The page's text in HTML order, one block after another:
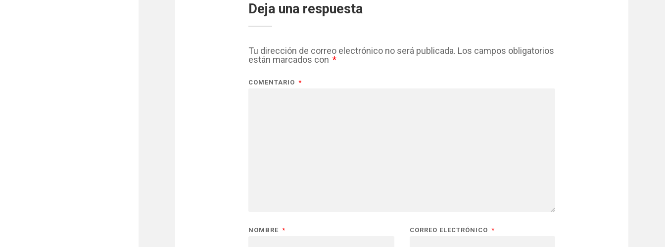
Deja una respuesta
Tu dirección de correo electrónico no será publicada. Los campos obligatorios
están marcados con *
COMENTARIO *
NOMBRE * CORREO ELECTRÓNICO *